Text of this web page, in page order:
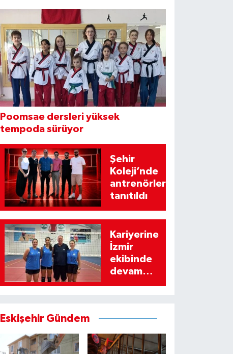
Poomsae dersleri yüksek
tempoda sürüyor
Şehir
Koleji’nde
antrenörler
tanıtıldı
Kariyerine
İzmir
ekibinde
devam
Eskişehir Gündem